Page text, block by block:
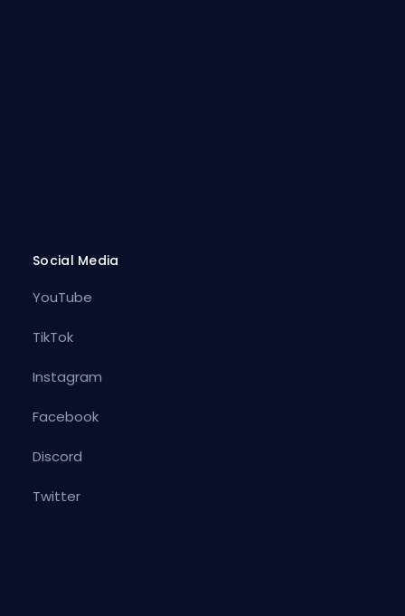
Social Media
YouTube
TikTok
Instagram
Facebook
Discord
Twitter